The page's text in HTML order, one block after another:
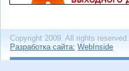
Copyright 2009. All rights reserved.
Разработка сайта: WebInside